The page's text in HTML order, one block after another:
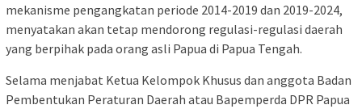
mekanisme pengangkatan periode 2014-2019 dan 2019-2024,
menyatakan akan tetap mendorong regulasi-regulasi daerah
yang berpihak pada orang asli Papua di Papua Tengah.
Selama menjabat Ketua Kelompok Khusus dan anggota Badan
Pembentukan Peraturan Daerah atau Bapemperda DPR Papua